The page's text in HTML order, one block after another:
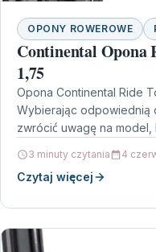
OPONY ROWEROWE
Continental Opona
1,75
Opona Continental Ride
Wybierając odpowiednią
zwrócić uwagę na model,
3 minuty czytania 4
Czytaj więcej